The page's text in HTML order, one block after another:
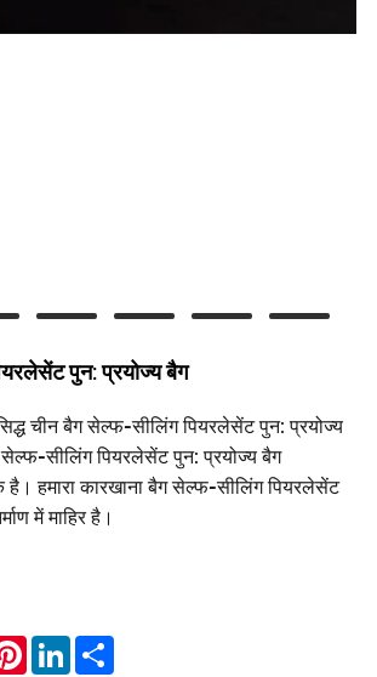
पुन: प्रयोज्य बैग
चीन बैग सेल्फ-सीलिंग पियरलेसेंट पुन: प्रयोज्य
सेल्फ-सीलिंग पियरलेसेंट पुन: प्रयोज्य बैग
है। हमारा कारखाना बैग सेल्फ-सीलिंग पियरलेसेंट
में माहिर है।
PinterestLinkedIn